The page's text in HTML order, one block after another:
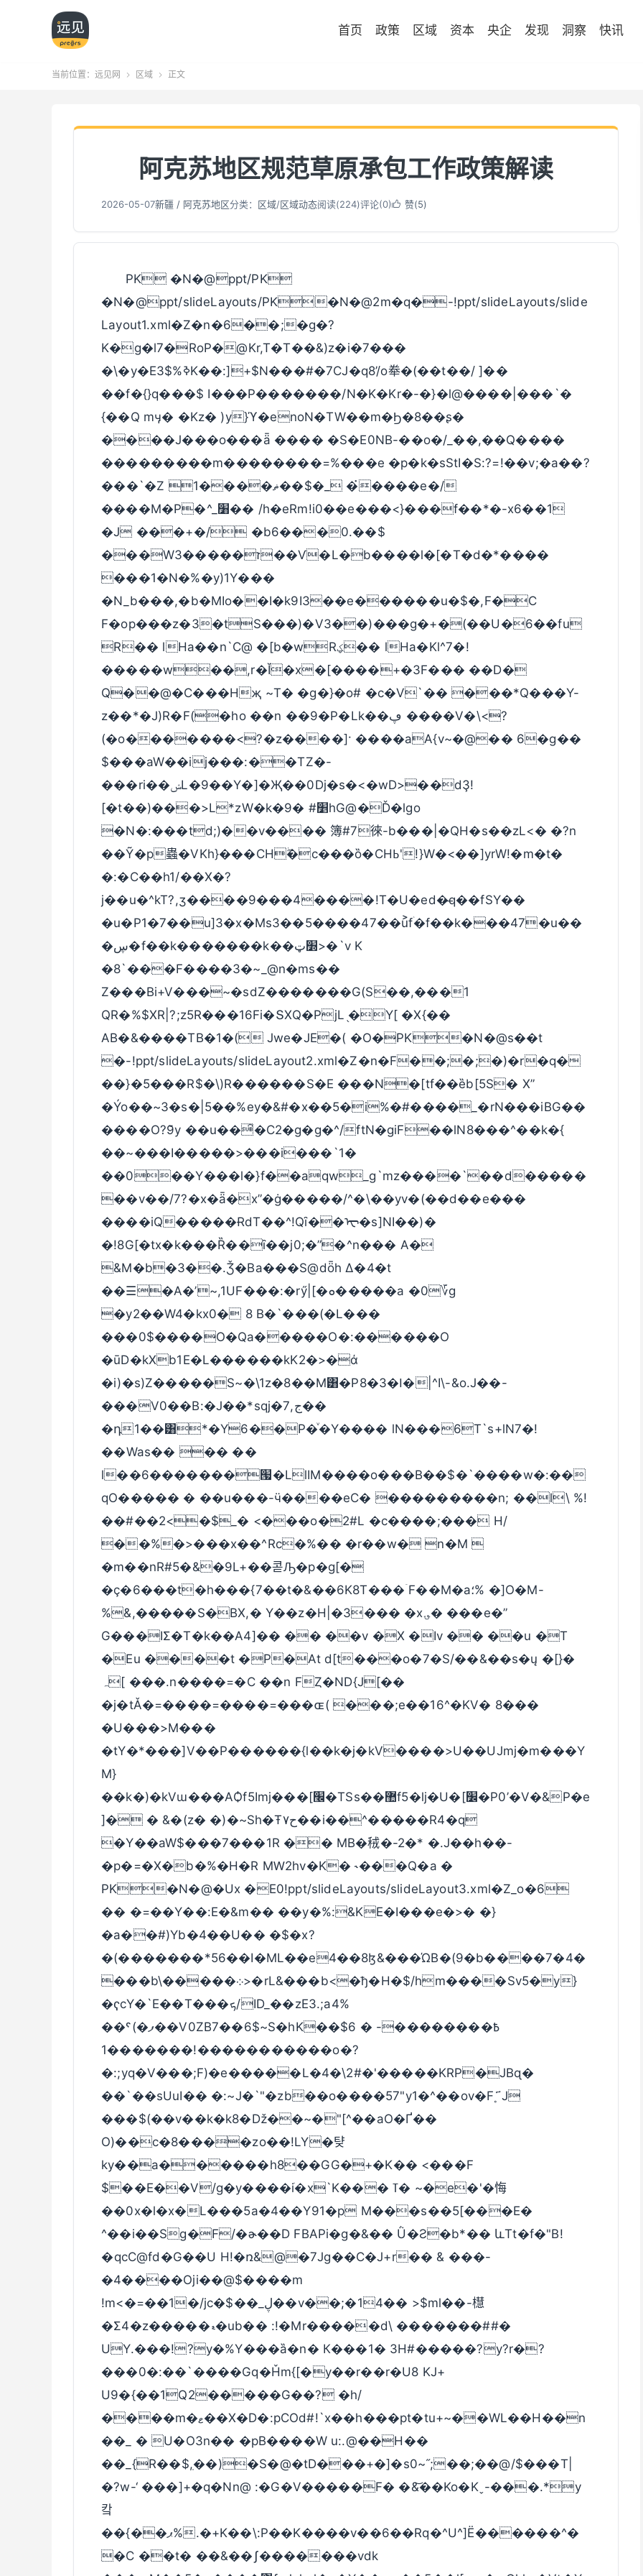
首页 政策 区域 资本 央企 发现 洞察 快讯
当前位置： 远见网  区域  正文
阿克苏地区规范草原承包工作政策解读
2026-05-07新疆 / 阿克苏地区分类： 区域/区域动态阅读(224)评论(0) 赞(5)
PK �N�@ppt/PK
�N�@ppt/slideLayouts/PK�N�@2m�q�-!ppt/slideLayouts/slide
Layout1.xml�Z�n�6��;�g�?
K�g�l7�RoP�@Kr,T�T��&)z�i�7���
�\�y�Eߢ3$%K��:]+$N���#�7CJ�q8’/o牶�(��t��/ ]��
��f�{}q���$ I���P�������/N�K�Kr�-�}�l@����|���`�
{��Q mӌ� �Kz� )y}ϓ�enoN�TW��m�Ϧ�8��ʂ�
����Ϳ���o���ǟ ���� �S�E0NB-��o�/_��,��Q����
���������m��������=%���e �p�k�sStI�S:?=!��v;�a��?
���`�Z ޡ����1��$�_ �̇����e�/
����M�P�^_׸�� /h�eRm!i0��e���<}���f��*�-x6��1
�J ���+�/ �b6���0.��$
���Wז�����3��Ѵ�L�b����l�[�T�d�*����
���1�N�%�y)1Y���
�N_b���,�b�MIo��I�k9I3��e������u�$�,F�C
F�op���z�3�tS���)�V3��)���g�+�(��U�6��fu
R؜�� lHa��؜n`C@ �[b�wRؼ�� lHa�Kl^7�!
�����w��,r�Ĭ�x�[����+�3F��� ��D�
Q��@�C���Hҗ ~T� �g�}�o# �c�V`�� ���*Q���Y-
z��*�J)R�F(�ho ��n ��9�P�Lk��ڥ ����V�\<?
(�o�������<?�z����]· ����aA{v~�@�� 6�g��
$���aW��ij���:��TZ�-
���ri��ݾL�9��Y�]�Җ��0Dj�s�<�wD>��dҘ!
[�t��)���>L*zW�k�׵# �9hG@�Ď�lgo
�N�:���td;)��v���� 簿#7徠-b���|�QH�s��zL<� �?n
��Ỹ�p蟲�VKh}���CHۖ�c���ȍ�CHߕ'!}W�<��]yrW!�m�t�
�:�C��h1/��X�?
j��u�^kT?,ӡ����9���4����!T�U�ed�̶q��fSY��
�u�P1�7��u]3�x�Ms3��5����47��u͐fۛ�f��k���47�u��
�ڛ�f��k�������k��׽ټ>�`v K
�8`���F����3�~_@n�ms��
Z���Bi+V���~�sdZ�������G(S��,���1
QR�%$XR|?;z5R���16Fi�ՏXQ�PjL ֖�Y[ �X{��
AB�&����TB�1�(­ Jwe�JE�( �O�PK�N�@s��t
�-!ppt/slideLayouts/slideLayout2.xml�Z�n�F��;�;�)�r�q�
��}�5���R$�\)R������S�E ���N�[tf��ȅb[5S� X”
�Ýo��~3�s�|5��%ey�&#�x��5�i%�#����_�rN���iBG��
����O?9̆y ��u��̑�C2�g�g�^/ftN�giF��lN8���^��k�{
��~���I�����>���i���`1�
��0��Y���l�}f��aqw_g`mz����`��d�����
��v��/7?�x�ǟ�x”�ġ�����/^�\��yv�(��d��e���
����iQ�����ɌdT��^!Qȋ��ᠧ�s]NI��)�
�!8G[�tx�k���Ȑ��ȋ��j0;�”�^n��� A�
&M�b�3��.Ǯ�Ba���S@dȫh Δ�4�t
��☰�A�’~,1UF���:�rӳ|[�ܘ�����a �0؆g
�y2��W4�kx0� 8 B�`���(�L���
���0$����O�Qa�����O�:������O
�ūD�kXb1E�L������kK2�>�ά
�i)�s)Z�����S~�\1z�8��M͸�P8�3�ߊ�|^I\-&o.J��-
���V0��B:�J��*sqj�ج,7��
�դ1��͸*�Y6��P�ͮ�Y���� lN���6T`s+lN7�!
��Was�� �� ��
l��6�������՗�LlIM����o���B��$�`����w�:��
qO����� � ��u���-ӵ����eC� ���������n; ��l\ %!
��#��2<�$_� <���o�2#L �c����;��� H/
��%�>���x��^Rc�%�� �r��w� n�M 
�m��nR#5�&�9L+��콛Ԡ�p�g[�
�ç�6���t�h���{7��t�&��6K8T���ۤF��M�a؛% �]O�M-
%&,�����S�BX,� Y��z�H|�3��� �x؈� ���e�”
G���IΣ�T�k��A4]�� �� ��v �X �Iv �� ��u �T
�Eu ����t �P�At d[t���o�7�S/��&��s�ų �[}�
ہ[ ���.n����=�C ��n FȤ�ND{J[��
�j�tǍ�=����=����=���ɶ( ���;e��16^�KV� 8���
�U���>M���
�tY�*���]V��P������{l��k�j�kV����>U��UJmj�m���Y
M}
��k�)�kVɯ���AѺf5Imj���[׬�TSs��޺f5�lj�U�[׼�P0’�V�&P�e
]� � &�(z� �)�~Sh�Ŧ۷ح��i��^�����R4�q
�Y��aW$���7���1R �� MB�䄾�-2�* �.J��h��-
�p�=�X�b�%�Η�R MԜ2hv�K� ˞���Q�a �
PK�N�@�Ux �E0!ppt/slideLayouts/slideLayout3.xml�Z_o�6
�� �=��Y��:E�&m�� ��y�%:&KE�I���e�>� �}
�a��#)Yb�4��U�� �$�x?
�(�������*56��I�ML��e4��8ɮ&���ΏB�(9�b����7�4�
���b\�����܀>�rL&���b<�ђ�H�$/hm����Sv5�y}
�ҁcY�`E��T���ܟ/ID_��zE3.;a4%
��ˤ(�ފ��V0ZB7��6$~S�hK��$6 � -�����߿���
������1�!�����������o�?
�:;yq�V���;F)�e�����L�4�\2#�'�����KRP�JBɋ�
��`��sUuI�� �:~J�`"�zb��o����57"y1�^��ov�F˳ ҃J
���$(��v��k�k8�ǅ��~�"[^��aO�Ґ��
O)��c�8����zо��!LY�턎
ky��a������h8��GG�+�K�� <���F
$��E��V/g�y����iֺ�x`K��� ߠ� ~�e�'�悔
��0x�l�x�L���5a�4��Y91�p M���s��5[���E�
^��i��Sg�F/�ɚ��D FBAPi�g�&�� Ǜ�Ƨ�b*�� ևTt�f�"B!
�qcC@fd�G��U H!�ռ&@�7Jg��C�J+r�� & ���-
�4����Oji��@$����m
!m<�=��1�/jc�$��_ڸ��v��;�14�� >$ml��-櫘
�Σ4�z�����ޑ�ub�� :!�Mr�����d\ �������##�
UY.���!?y�%Y���ȁ�n� К���1� 3H#�����?y?r�?
���0�:��`����Gq�Ȟm{[�y��r��r�U8 KJ+
U9�{��1Q2�����G��? �h/
����m�ޱ��X�D�:pCOd#!`x��h���pt�tu+~��WL��H��n
��_ � U�O3n�� �pB����W u:.@��H��
��_{R��$,ֽ��)�S�@�tD���+�]�s0~˝;��;��@/$���T|
�?w-‘ ���]+�q�Nn@ :�G�V�����F� �&͝��Ko�Kˬ-���.*y
캌
��{��ޕ%.�+K��\:P��K����v��6��Rq�^U^]Ё������^�
�C ��t� ��&��ʃ�������vdk